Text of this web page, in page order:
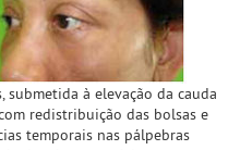
submetida à elevação da cauda
redistribuição das bolsas e
temporais nas pálpebras